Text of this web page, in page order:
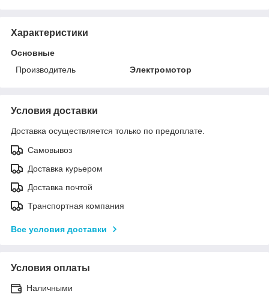
Характеристики
Основные
Производитель
Электромотор
Условия доставки
Доставка осуществляется только по предоплате.
Самовывоз
Доставка курьером
Доставка почтой
Транспортная компания
Все условия доставки
Условия оплаты
Наличными